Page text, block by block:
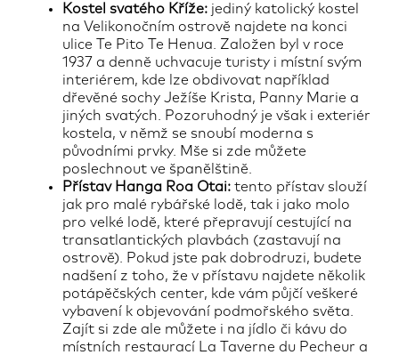
Kostel svatého Kříže: jediný katolický kostel
na Velikonočním ostrově najdete na konci
ulice Te Pito Te Henua. Založen byl v roce
1937 a denně uchvacuje turisty i místní svým
interiérem, kde lze obdivovat například
dřevěné sochy Ježíše Krista, Panny Marie a
jiných svatých. Pozoruhodný je však i exteriér
kostela, v němž se snoubí moderna s
původními prvky. Mše si zde můžete
poslechnout ve španělštině.
Přístav Hanga Roa Otai: tento přístav slouží
jak pro malé rybářské lodě, tak i jako molo
pro velké lodě, které přepravují cestující na
transatlantických plavbách (zastavují na
ostrově). Pokud jste pak dobrodruzi, budete
nadšení z toho, že v přístavu najdete několik
potápěčských center, kde vám půjčí veškeré
vybavení k objevování podmořského světa.
Zajít si zde ale můžete i na jídlo či kávu do
místních restaurací La Taverne du Pecheur a